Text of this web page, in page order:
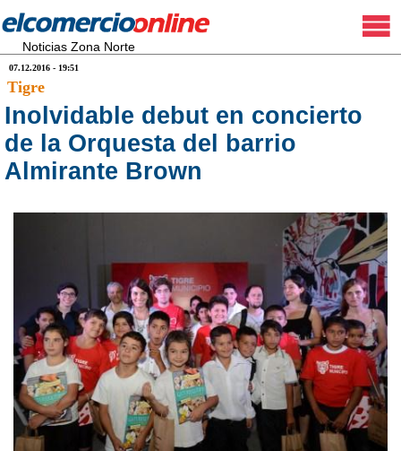
Noticias Zona Norte
07.12.2016 - 19:51
Tigre
Inolvidable debut en concierto
de la Orquesta del barrio
Almirante Brown